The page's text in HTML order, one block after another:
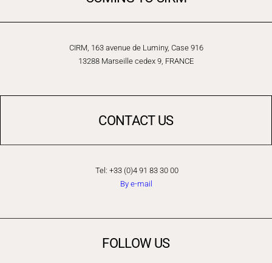
CIRM, 163 avenue de Luminy, Case 916
13288 Marseille cedex 9, FRANCE
CONTACT US
Tel: +33 (0)4 91 83 30 00
By e-mail
FOLLOW US